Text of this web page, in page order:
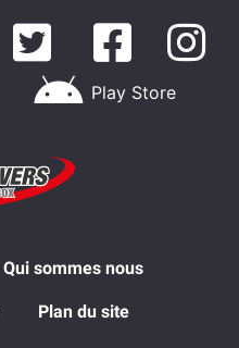
Play Store
Qui sommes nous
Plan du site